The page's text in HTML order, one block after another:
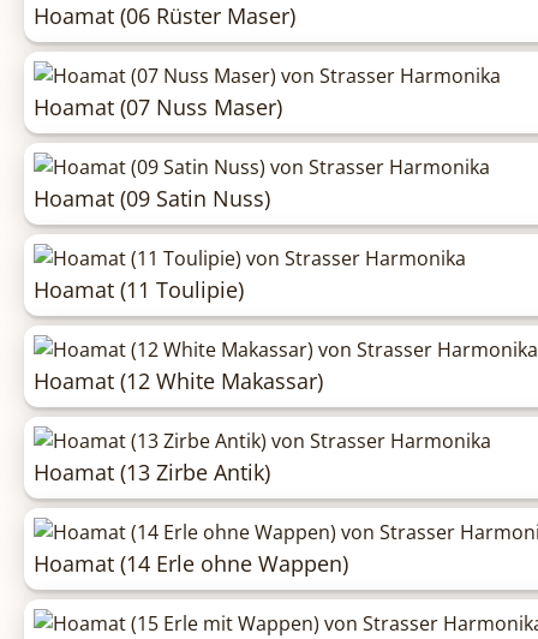
Hoamat (06 Rüster Maser)
Hoamat (07 Nuss Maser)
Hoamat (09 Satin Nuss)
Hoamat (11 Toulipie)
Hoamat (12 White Makassar)
Hoamat (13 Zirbe Antik)
Hoamat (14 Erle ohne Wappen)